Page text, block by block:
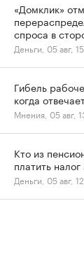
«Домклик»
спроса в
Деньги, 05 авг,
Гибель
когда
Мнения, 05 авг,
Кто из
платить
Деньги, 05 авг,